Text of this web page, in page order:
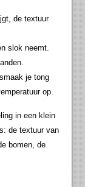
de textuur
slok neemt.
je tong
op.
in een klein
de textuur van
bomen, de